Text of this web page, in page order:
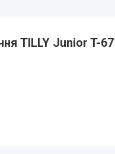
TILLY Junior T-